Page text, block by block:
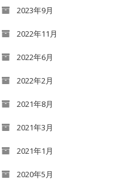
2023年9月
2022年11月
2022年6月
2022年2月
2021年8月
2021年3月
2021年1月
2020年5月